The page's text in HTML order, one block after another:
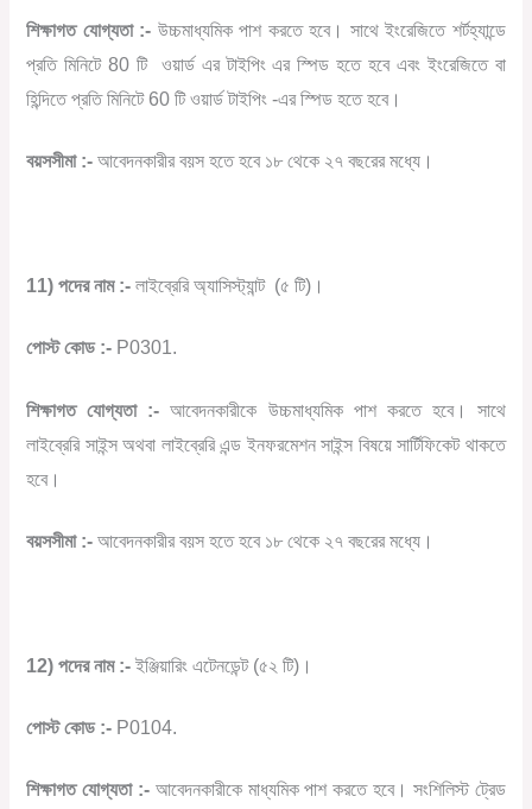
শিক্ষাগত যোগ্যতা :- উচ্চমাধ্যমিক পাশ করতে হবে। সাথে ইংরেজিতে শর্টহ্যান্ডে
প্রতি মিনিটে 80 টি
ওয়ার্ড এর টাইপিং এর স্পিড হতে হবে এবং ইংরেজিতে বা
হিন্দিতে প্রতি মিনিটে 60 টি ওয়ার্ড টাইপিং -এর স্পিড হতে হবে।
বয়সসীমা :- আবেদনকারীর বয়স হতে হবে ১৮ থেকে ২৭ বছরের মধ্যে।
11) পদের নাম :-লাইব্রেরি অ্যাসিস্ট্যান্ট (৫ টি)।
পোস্ট কোড :- P0301.
শিক্ষাগত যোগ্যতা :- আবেদনকারীকে উচ্চমাধ্যমিক পাশ করতে হবে। সাথে
লাইব্রেরি সাইন্স অথবা লাইব্রেরি এন্ড ইনফরমেশন সাইন্স বিষয়ে সার্টিফিকেট থাকতে
হবে।
বয়সসীমা :- আবেদনকারীর বয়স হতে হবে ১৮ থেকে ২৭ বছরের মধ্যে।
12) পদের নাম :- ইঞ্জিয়ারিং এটেনডেন্ট (৫২ টি)।
পোস্ট কোড :- P0104.
শিক্ষাগত যোগ্যতা :- আবেদনকারীকে মাধ্যমিক পাশ করতে হবে। সংশিলিস্ট ট্রেড